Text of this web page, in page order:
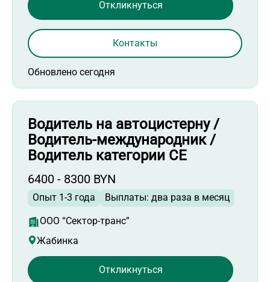
Обновлено сегодня
Откликнуться
Контакты
Водитель на автоцистерну /
Водитель-международник /
Водитель категории СЕ
6400 - 8300 BYN
Опыт 1-3 года Выплаты: два раза в месяц
ООО “Сектор-транс”
Жабинка
Откликнуться